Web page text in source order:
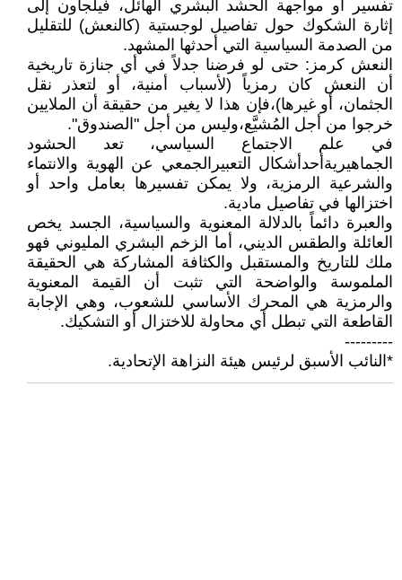
تفسير أو مواجهة الحشد البشري الهائل، فيلجأون إلى
إثارة الشكوك حول تفاصيل لوجستية (كالنعش) للتقليل
من الصدمة السياسية التي أحدثها المشهد.
النعش كرمز: حتى لو فرضنا جدلاً في أي جنازة تاريخية
أن النعش كان رمزياً (لأسباب أمنية، أو لتعذر نقل
الجثمان، أو غيرها)،فإن هذا لا يغير من حقيقة أن الملايين
خرجوا من أجل المُشيَّع،وليس من أجل "الصندوق".
في علم الاجتماع السياسي، تعد الحشود
الجماهيريةأحدأشكال التعبيرالجمعي عن الهوية والانتماء
والشرعية الرمزية، ولا يمكن تفسيرها بعامل واحد أو
اختزالها في تفاصيل مادية.
والعبرة دائماً بالدلالة المعنوية والسياسية، الجسد يخص
العائلة والطقس الديني، أما الزخم البشري المليوني فهو
ملك للتاريخ والمستقبل والكثافة المشاركة هي الحقيقة
الملموسة والواضحة التي تثبت أن القيمة المعنوية
والرمزية هي المحرك الأساسي للشعوب، وهي الإجابة
القاطعة التي تبطل أي محاولة للاختزال أو التشكيك.
---------
*النائب الأسبق لرئيس هيئة النزاهة الإتحادية.